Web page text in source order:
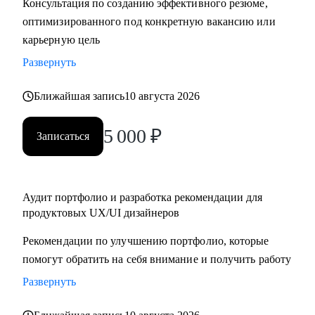
Консультация по созданию эффективного резюме,
оптимизированного под конкретную вакансию или
карьерную цель
Развернуть
Ближайшая запись10 августа 2026
Записаться 5 000 ₽
Аудит портфолио и разработка рекомендации для
продуктовых UX/UI дизайнеров
Рекомендации по улучшению портфолио, которые
помогут обратить на себя внимание и получить работу
Развернуть